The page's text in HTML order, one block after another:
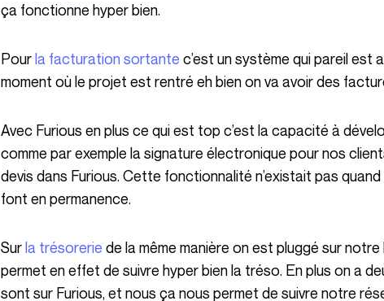
ça fonctionne hyper bien.
Pourla facturation sortante c’est un système qui pareil est
moment où le projet est rentré eh bien on va avoir des
Avec Furious en plus ce qui est top c’est la capacité à développer l’outil. Avec des fonctionnalités
comme par exemple la signature électronique pour nos
devis dans Furious. Cette fonctionnalité n’existait pas
font en permanence.
Surla trésorerie de la même manière on est pluggé sur
permet en effet de suivre hyper bien la tréso. En plus on a
sont sur Furious, et nous ça nous permet de suivre notre